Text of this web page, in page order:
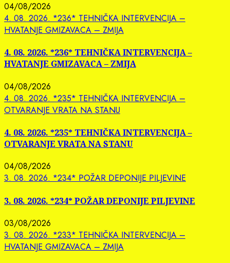
04/08/2026
4. 08. 2026. *236* TEHNIČKA INTERVENCIJA –
HVATANJE GMIZAVACA – ZMIJA
4. 08. 2026. *236* TEHNIČKA INTERVENCIJA –
HVATANJE GMIZAVACA – ZMIJA
04/08/2026
4. 08. 2026. *235* TEHNIČKA INTERVENCIJA –
OTVARANJE VRATA NA STANU
4. 08. 2026. *235* TEHNIČKA INTERVENCIJA –
OTVARANJE VRATA NA STANU
04/08/2026
3. 08. 2026. *234* POŽAR DEPONIJE PILJEVINE
3. 08. 2026. *234* POŽAR DEPONIJE PILJEVINE
03/08/2026
3. 08. 2026. *233* TEHNIČKA INTERVENCIJA –
HVATANJE GMIZAVACA – ZMIJA